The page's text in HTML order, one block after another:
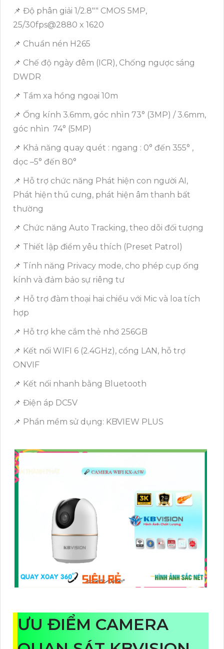
📌 Độ phân giải 1/2.8"" CMOS 5MP,
25/30fps@2880 x 1620
📌 Chuẩn nén H265
📌 Chế độ ngày đêm (ICR), Chống ngược sáng
DWDR
📌 Tầm xa hồng ngoại 10m
📌 Ống kính 3.6mm, góc nhìn 73° (3MP) / 3.6mm,
góc nhìn 74° (5MP)
📌 Khả năng quay quét : ngang : 0° đến 355° ,
dọc –5° đến 80°
📌 Hỗ trợ chức năng Phát hiện con người AI,
Phát hiện thú cưng, phát hiện âm thanh bất
thường
📌 Chức năng Auto Tracking, theo dõi đối tượng
📌 Thiết lập điểm yêu thích (Preset Patrol)
📌 Tính năng Privacy mode, cho phép cụp ống
kính và đảm bảo sự riêng tư
📌 Hỗ trợ đàm thoại hai chiều với Mic và loa tích
hợp
📌 Hỗ trợ khe cắm thẻ nhớ 256GB
📌 Kết nối WIFI 6 (2.4GHz), cổng LAN, hỗ trợ
ONVIF
📌 Kết nối nhanh bằng Bluetooth
📌 Điện áp DC5V
📌 Phần mềm sử dụng: KBVIEW PLUS
ƯU ĐIỂM CAMERA